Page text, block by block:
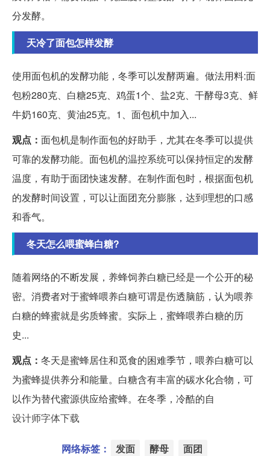
分发酵。
天冷了面包怎样发酵
使用面包机的发酵功能，冬季可以发酵两遍。做法用料:面
包粉280克、白糖25克、鸡蛋1个、盐2克、干酵母3克、鲜
牛奶160克、黄油25克。1、面包机中加入...
观点： 面包机是制作面包的好助手，尤其在冬季可以提供
可靠的发酵功能。面包机的温控系统可以保持恒定的发酵
温度，有助于面团快速发酵。在制作面包时，根据面包机
的发酵时间设置，可以让面团充分膨胀，达到理想的口感
和香气。
冬天怎么喂蜜蜂白糖?
随着网络的不断发展，养蜂饲养白糖已经是一个公开的秘
密。消费者对于蜜蜂喂养白糖可谓是伤透脑筋，认为喂养
白糖的蜂蜜就是劣质蜂蜜。实际上，蜜蜂喂养白糖的历
史...
观点： 冬天是蜜蜂居住和觅食的困难季节，喂养白糖可以
为蜜蜂提供养分和能量。白糖含有丰富的碳水化合物，可
以作为替代蜜源供应给蜜蜂。在冬季，冷酷的自
设计师字体下载
网络标签： 发面 酵母 面团